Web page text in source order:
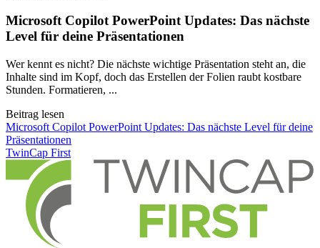
Microsoft Copilot PowerPoint Updates: Das nächste
Level für deine Präsentationen
Wer kennt es nicht? Die nächste wichtige Präsentation steht an, die
Inhalte sind im Kopf, doch das Erstellen der Folien raubt kostbare
Stunden. Formatieren, ...
Beitrag lesen
Microsoft Copilot PowerPoint Updates: Das nächste Level für deine
Präsentationen
TwinCap First